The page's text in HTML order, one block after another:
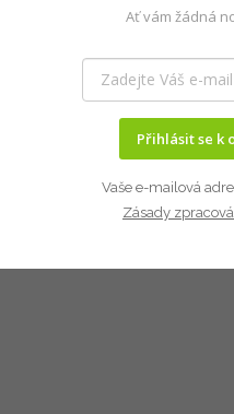
Ať vám žádná
Přihlásit se k
Vaše e-mailová
Zásady